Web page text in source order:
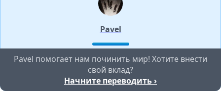
Pavel
Pavel помогает нам починить мир! Хотите внести
свой вклад?
Начните переводить ›